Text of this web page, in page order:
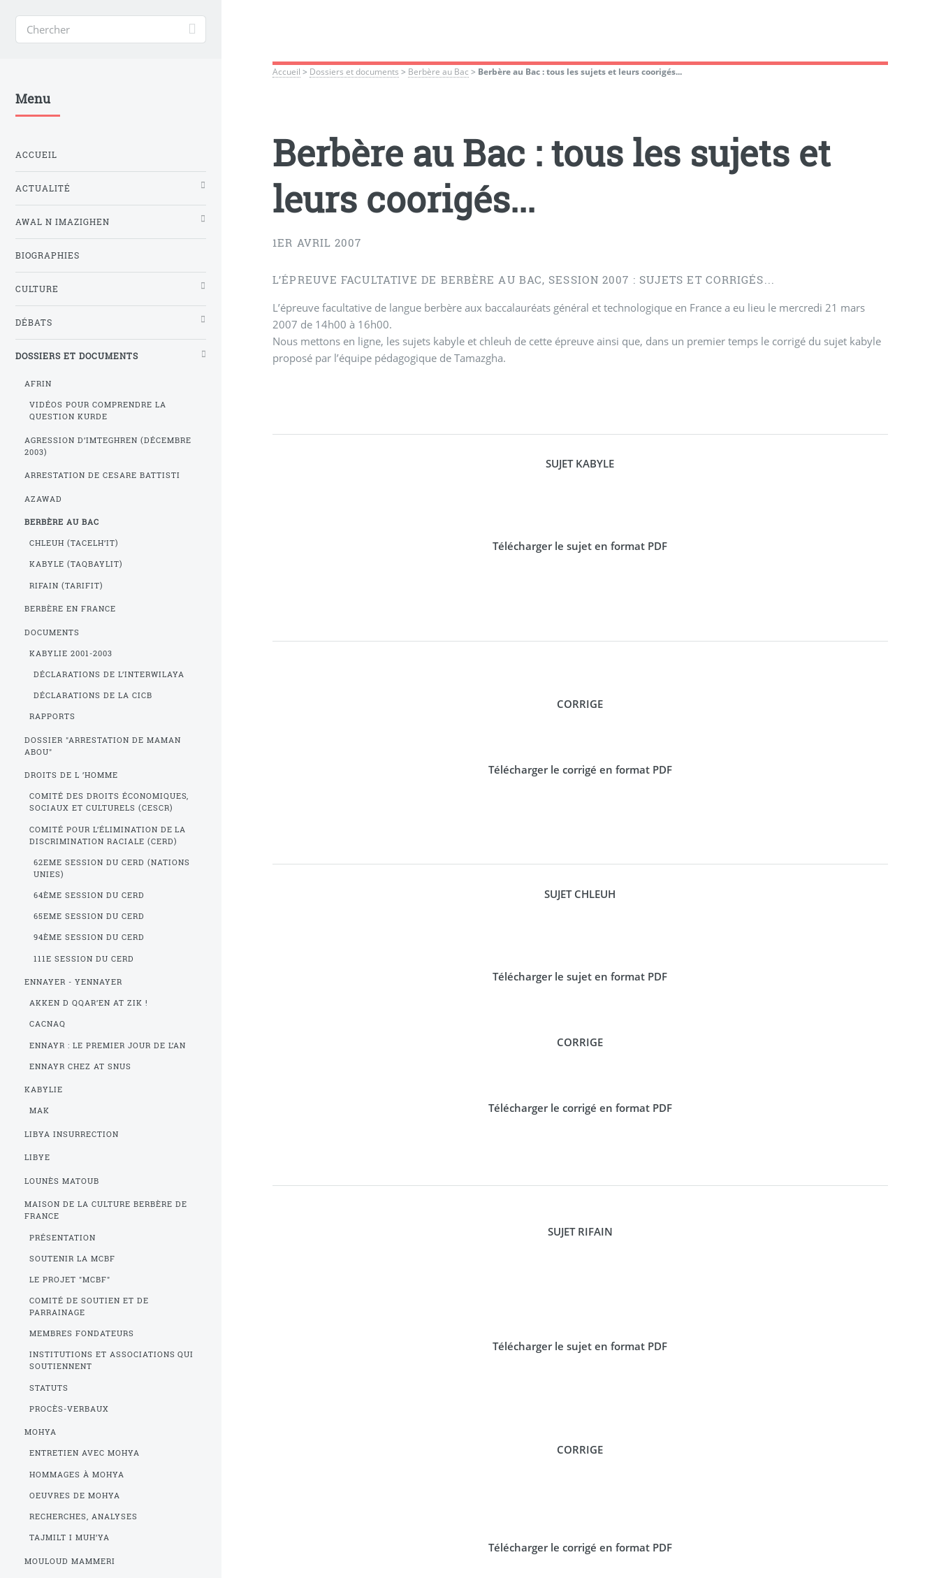
Accueil > Dossiers et documents > Berbère au Bac > Berbère au Bac : tous les sujets et leurs coorigés...
Berbère au Bac : tous les sujets et
leurs coorigés...
1ER AVRIL 2007
L’ÉPREUVE FACULTATIVE DE BERBÈRE AU BAC, SESSION 2007 : SUJETS ET CORRIGÉS...
L’épreuve facultative de langue berbère aux baccalauréats général et technologique en France a eu lieu le mercredi 21 mars
2007 de 14h00 à 16h00.
Nous mettons en ligne, les sujets kabyle et chleuh de cette épreuve ainsi que, dans un premier temps le corrigé du sujet kabyle
proposé par l’équipe pédagogique de Tamazgha.
SUJET KABYLE
Télécharger le sujet en format PDF
CORRIGE
Télécharger le corrigé en format PDF
SUJET CHLEUH
Télécharger le sujet en format PDF
CORRIGE
Télécharger le corrigé en format PDF
SUJET RIFAIN
Télécharger le sujet en format PDF
CORRIGE
Télécharger le corrigé en format PDF
Menu
ACCUEIL
ACTUALITÉ
AWAL N IMAZIGHEN
BIOGRAPHIES
CULTURE
DÉBATS
DOSSIERS ET DOCUMENTS
AFRIN
VIDÉOS POUR COMPRENDRE LA
QUESTION KURDE
AGRESSION D’IMTEGHREN (DÉCEMBRE
2003)
ARRESTATION DE CESARE BATTISTI
AZAWAD
BERBÈRE AU BAC
CHLEUH (TACELH’IT)
KABYLE (TAQBAYLIT)
RIFAIN (TARIFIT)
BERBÈRE EN FRANCE
DOCUMENTS
KABYLIE 2001-2003
DÉCLARATIONS DE L’INTERWILAYA
DÉCLARATIONS DE LA CICB
RAPPORTS
DOSSIER "ARRESTATION DE MAMAN
ABOU"
DROITS DE L ’HOMME
COMITÉ DES DROITS ÉCONOMIQUES,
SOCIAUX ET CULTURELS (CESCR)
COMITÉ POUR L’ÉLIMINATION DE LA
DISCRIMINATION RACIALE (CERD)
62EME SESSION DU CERD (NATIONS
UNIES)
64ÈME SESSION DU CERD
65EME SESSION DU CERD
94ÈME SESSION DU CERD
111E SESSION DU CERD
ENNAYER - YENNAYER
AKKEN D QQAR’EN AT ZIK !
CACNAQ
ENNAYR : LE PREMIER JOUR DE L’AN
ENNAYR CHEZ AT SNUS
KABYLIE
MAK
LIBYA INSURRECTION
LIBYE
LOUNÈS MATOUB
MAISON DE LA CULTURE BERBÈRE DE
FRANCE
PRÉSENTATION
SOUTENIR LA MCBF
LE PROJET "MCBF"
COMITÉ DE SOUTIEN ET DE
PARRAINAGE
MEMBRES FONDATEURS
INSTITUTIONS ET ASSOCIATIONS QUI
SOUTIENNENT
STATUTS
PROCÈS-VERBAUX
MOHYA
ENTRETIEN AVEC MOHYA
HOMMAGES À MOHYA
OEUVRES DE MOHYA
RECHERCHES, ANALYSES
TAJMILT I MUH’YA
MOULOUD MAMMERI